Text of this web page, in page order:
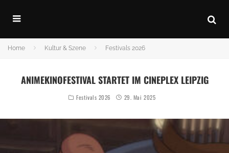
Home Kultur & Szene Festivals 2026
ANIMEKINOFESTIVAL STARTET IM CINEPLEX LEIPZIG
Festivals 2026 29. Mai 2025